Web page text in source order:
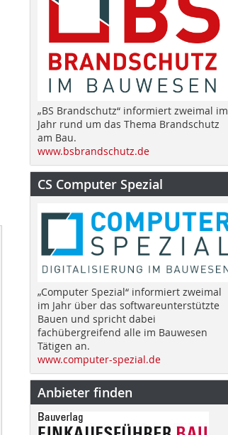
„BS Brandschutz“ informiert zweimal im
Jahr rund um das Thema Brandschutz
am Bau.
www.bsbrandschutz.de
CS Computer Spezial
„Computer Spezial“ informiert zweimal
im Jahr über das softwareunterstützte
Bauen und spricht dabei
fachübergreifend alle im Bauwesen
Tätigen an.
www.computer-spezial.de
Anbieter finden